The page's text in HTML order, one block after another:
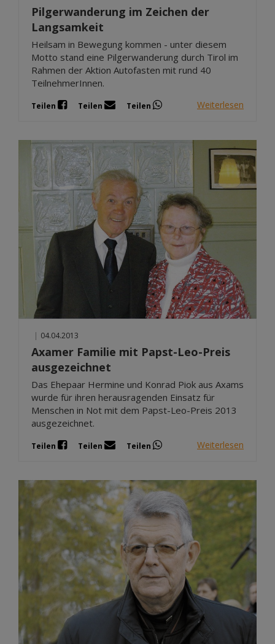
Pilgerwanderung im Zeichen der
Langsamkeit
Heilsam in Bewegung kommen - unter diesem
Motto stand eine Pilgerwanderung durch Tirol im
Rahmen der Aktion Autofasten mit rund 40
TeilnehmerInnen.
Teilen Teilen Teilen Weiterlesen
| 04.04.2013
Axamer Familie mit Papst-Leo-Preis
ausgezeichnet
Das Ehepaar Hermine und Konrad Piok aus Axams
wurde für ihren herausragenden Einsatz für
Menschen in Not mit dem Papst-Leo-Preis 2013
ausgezeichnet.
Teilen Teilen Teilen Weiterlesen